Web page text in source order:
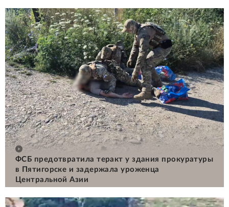
ФСБ предотвратила теракт у здания прокуратуры
в Пятигорске и задержала уроженца
Центральной Азии